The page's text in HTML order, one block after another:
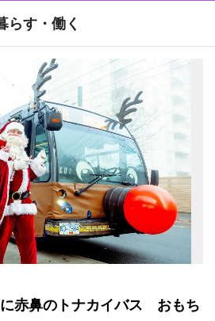
らす・働く
赤鼻のトナカイバス おもち